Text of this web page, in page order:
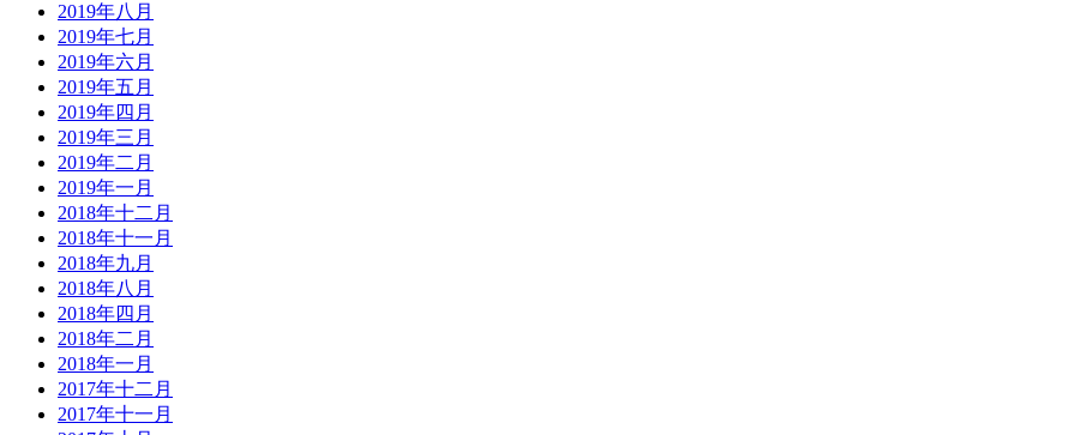
2019年八月
2019年七月
2019年六月
2019年五月
2019年四月
2019年三月
2019年二月
2019年一月
2018年十二月
2018年十一月
2018年九月
2018年八月
2018年四月
2018年二月
2018年一月
2017年十二月
2017年十一月